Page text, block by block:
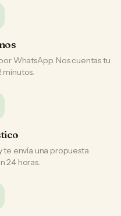
WhatsApp. Nos cuentas tu
minutos.
te envía una propuesta
24 horas.